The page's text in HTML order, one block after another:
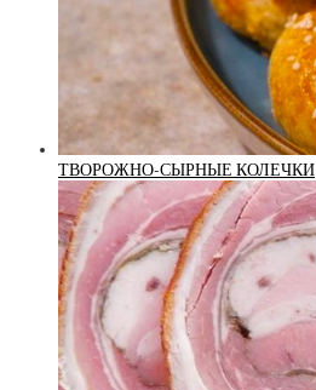
ТВОРОЖНО-СЫРНЫЕ КОЛЕЧКИ